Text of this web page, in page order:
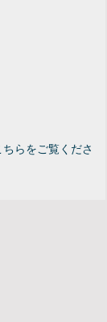
らをご覧くださ